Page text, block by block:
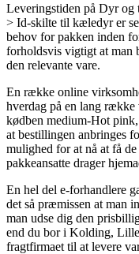
Leveringstiden på Dyr
> Id-skilte til kæledyr er
behov for pakken inden
forholdsvis vigtigt at man
den relevante vare.
En række online
hverdag på en lang
kødben medium-Hot
at bestillingen anbringes
mulighed for at nå at få
pakkeansatte drager
En hel del e-forhandlere
det så præmissen at man
man udse dig den
end du bor i Kolding,
fragtfirmaet til at levere